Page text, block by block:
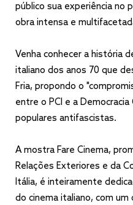
público sua experiência no
obra intensa e
Venha conhecer a história
italiano dos anos 70 que
Fria, propondo o
entre o PCI e a
populares antifascistas.
A mostra Fare Cinema,
Relações Exteriores e da
Itália, é inteiramente
do cinema italiano, com um